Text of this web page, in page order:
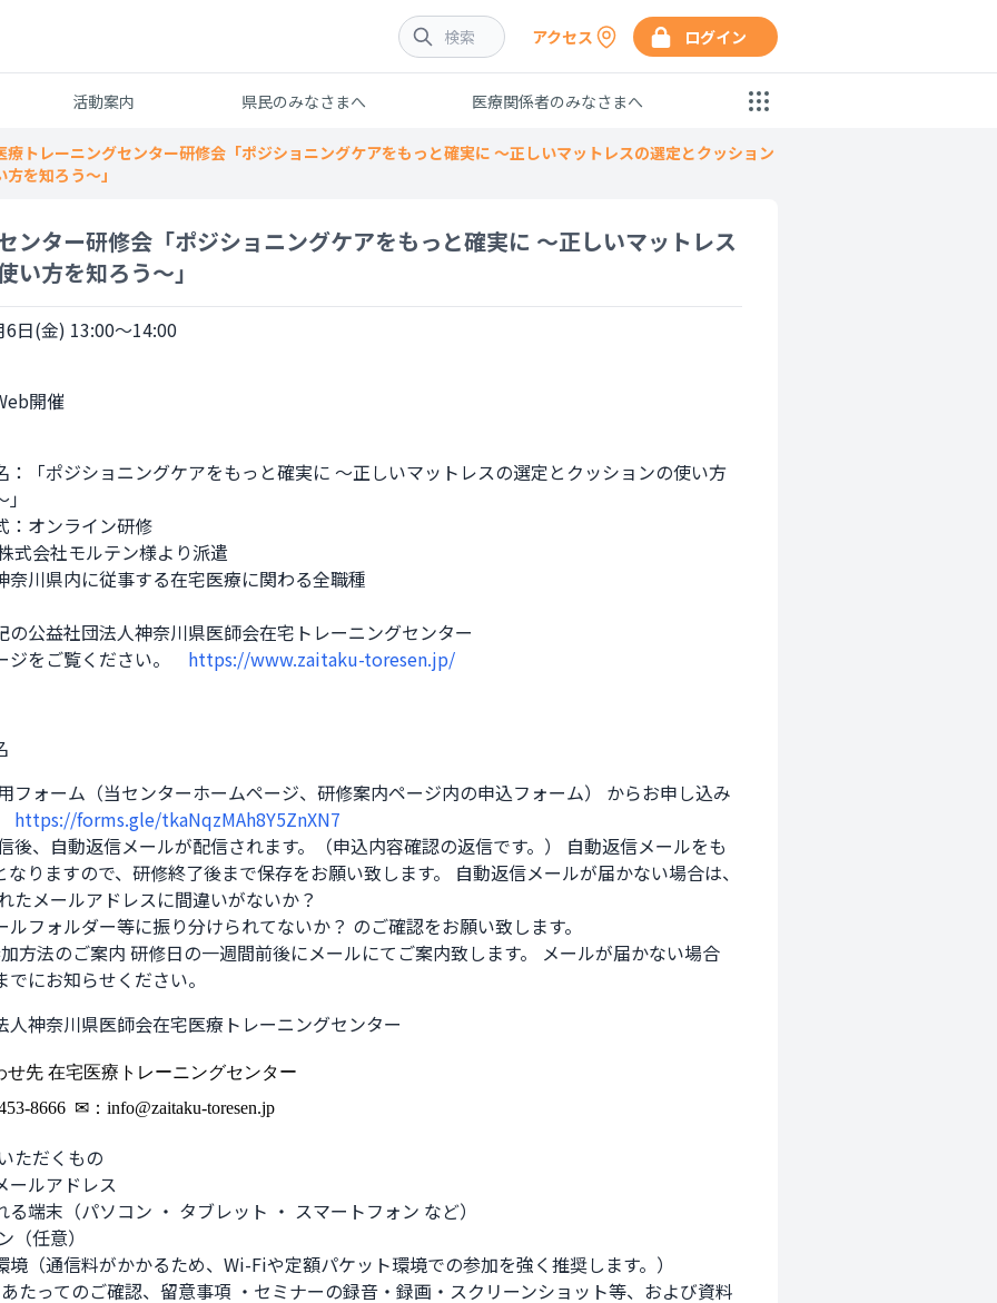
アクセス ログイン
活動案内 県民のみなさまへ 医療関係者のみなさまへ
療トレーニングセンター研修会「ポジショニングケアをもっと確実に ～正しいマットレスの選定とクッション
方を知ろう～」
ンター研修会「ポジショニングケアをもっと確実に ～正しいマットレス
い方を知ろう～」
日(金) 13:00～14:00
「ポジショニングケアをもっと確実に ～正しいマットレスの選定とクッションの使い方
オンライン研修
式会社モルテン様より派遣
川県内に従事する在宅医療に関わる全職種
の公益社団法人神奈川県医師会在宅トレーニングセンター
ジをご覧ください。 https://www.zaitaku-toresen.jp/
フォーム（当センターホームページ、研修案内ページ内の申込フォーム） からお申し込み
https://forms.gle/tkaNqzMAh8Y5ZnXN7
後、自動返信メールが配信されます。（申込内容確認の返信です。） 自動返信メールをも
なりますので、研修終了後まで保存をお願い致します。 自動返信メールが届かない場合は、
ルフォルダー等に振り分けられてないか？ のご確認をお願い致します。
にお知らせください。
人神奈川県医師会在宅医療トレーニングセンター
せ先 在宅医療トレーニングセンター
8666 ✉：info@zaitaku-toresen.jp
ただくもの
ールアドレス
る端末（パソコン ・ タブレット ・ スマートフォン など）
境（通信料がかかるため、Wi-Fiや定額パケット環境での参加を強く推奨します。）